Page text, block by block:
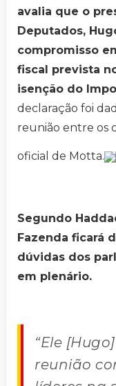
avalia que o
Deputados,
compromisso
fiscal prevista
isenção do
declaração foi
reunião entre os
oficial de Motta.
Segundo
Fazenda ficará
dúvidas dos
em plenário.
“Ele
reunião